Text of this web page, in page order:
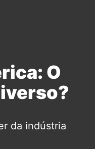
O
da indústria